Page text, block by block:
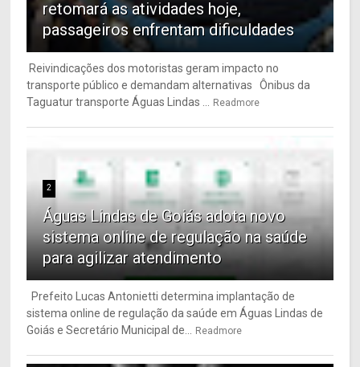
retomará as atividades hoje,
passageiros enfrentam dificuldades
Reivindicações dos motoristas geram impacto no
transporte público e demandam alternativas Ônibus da
Taguatur transporte Águas Lindas ... Readmore
2
Águas Lindas de Goiás adota novo
sistema online de regulação na saúde
para agilizar atendimento
Prefeito Lucas Antonietti determina implantação de
sistema online de regulação da saúde em Águas Lindas de
Goiás e Secretário Municipal de... Readmore